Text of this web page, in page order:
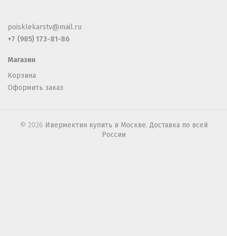
poisklekarstv@mail.ru
+7 (985) 173-81-86
Магазин
Корзина
Оформить заказ
© 2026 Ивермектин купить в Москве. Доставка по всей
России